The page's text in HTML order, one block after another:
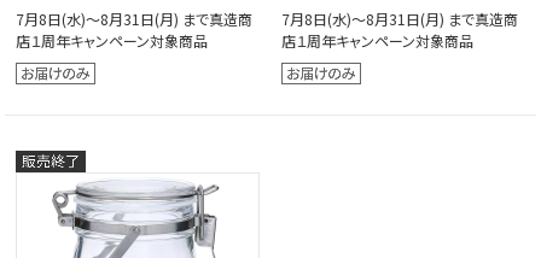
7月8日(水)～8月31日(月) まで真造商
店１周年キャンペーン対象商品
7月8日(水)～8月31日(月) まで真造商
店１周年キャンペーン対象商品